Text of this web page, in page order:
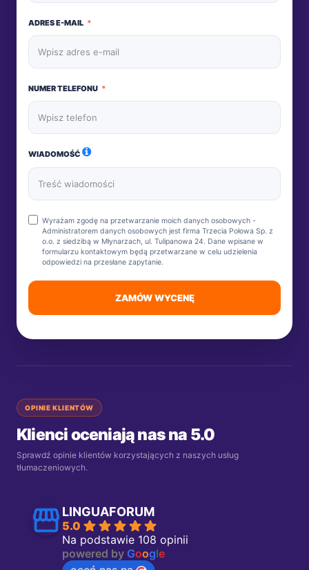
ADRES E-MAIL
NUMER TELEFONU
WIADOMOŚĆ
Wyrażam zgodę na przetwarzanie moich danych osobowych -
Administratorem danych osobowych jest firma Trzecia Połowa Sp. z
o.o. z siedzibą w Młynarzach, ul. Tulipanowa 24. Dane wpisane w
formularzu kontaktowym będą przetwarzane w celu udzielenia
odpowiedzi na przesłane zapytanie.
ZAMÓW WYCENĘ
OPINIE KLIENTÓW
Klienci oceniają nas na 5.0
Sprawdź opinie klientów korzystających z naszych usług
tłumaczeniowych.
LINGUAFORUM
5.0
Na podstawie 108 opinii
powered by Google